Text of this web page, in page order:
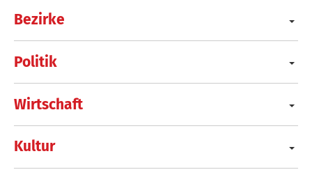
Bezirke
Politik
Wirtschaft
Kultur